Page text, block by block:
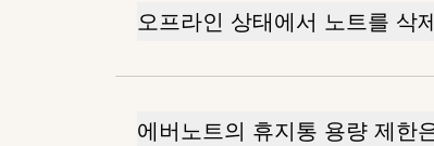
오프라인 상태에서 노트를 삭
에버노트의 휴지통 용량 제한